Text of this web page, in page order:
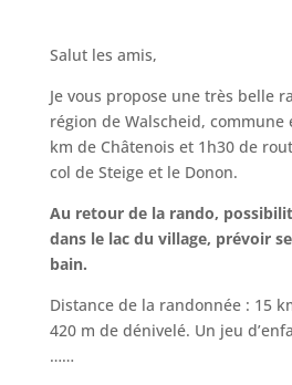
Salut les amis,
Je vous propose une très belle
région de Walscheid, commune
km de Châtenois et 1h30 de
col de Steige et le Donon.
Au retour de la rando,
dans le lac du village, prévoir
bain.
Distance de la randonnée : 15
420 m de dénivelé. Un jeu
……